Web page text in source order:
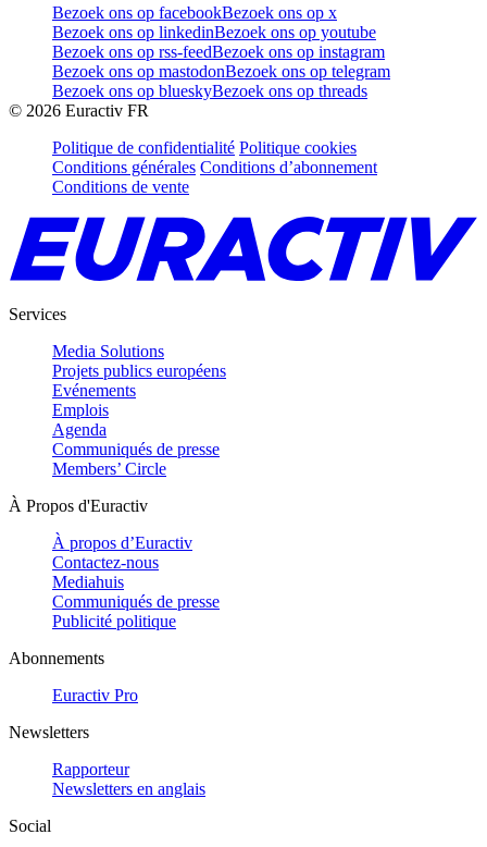
Bezoek ons op facebookBezoek ons op x
Bezoek ons op linkedinBezoek ons op youtube
Bezoek ons op rss-feedBezoek ons op instagram
Bezoek ons op mastodonBezoek ons op telegram
Bezoek ons op blueskyBezoek ons op threads
© 2026 Euractiv FR
Politique de confidentialité Politique cookies
Conditions générales Conditions d’abonnement
Conditions de vente
Services
Media Solutions
Projets publics européens
Evénements
Emplois
Agenda
Communiqués de presse
Members’ Circle
À Propos d'Euractiv
À propos d’Euractiv
Contactez-nous
Mediahuis
Communiqués de presse
Publicité politique
Abonnements
Euractiv Pro
Newsletters
Rapporteur
Newsletters en anglais
Social